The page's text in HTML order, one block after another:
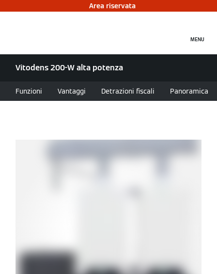
Area riservata
MENU
Vitodens 200-W alta potenza
Funzioni Vantaggi Detrazioni fiscali Panoramica